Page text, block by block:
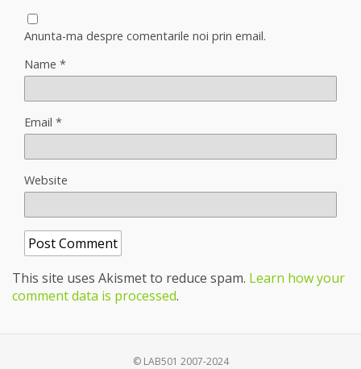
Anunta-ma despre comentarile noi prin email.
Name *
Email *
Website
This site uses Akismet to reduce spam. Learn how your
comment data is processed.
© LAB501 2007-2024